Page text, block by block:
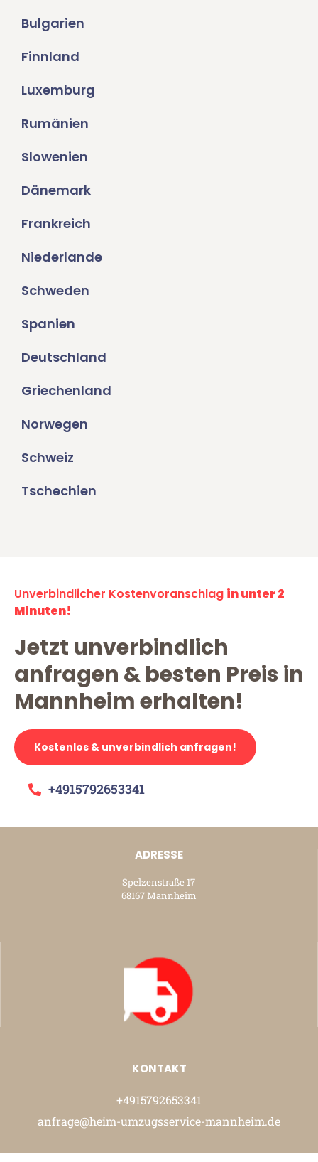
Bulgarien
Finnland
Luxemburg
Rumänien
Slowenien
Dänemark
Frankreich
Niederlande
Schweden
Spanien
Deutschland
Griechenland
Norwegen
Schweiz
Tschechien
Unverbindlicher Kostenvoranschlag in unter 2
Minuten!
Jetzt unverbindlich
anfragen & besten Preis in
Mannheim erhalten!
Kostenlos & unverbindlich anfragen!
+4915792653341
ADRESSE
Spelzenstraße 17
68167 Mannheim
KONTAKT
+4915792653341
anfrage@heim-umzugsservice-mannheim.de